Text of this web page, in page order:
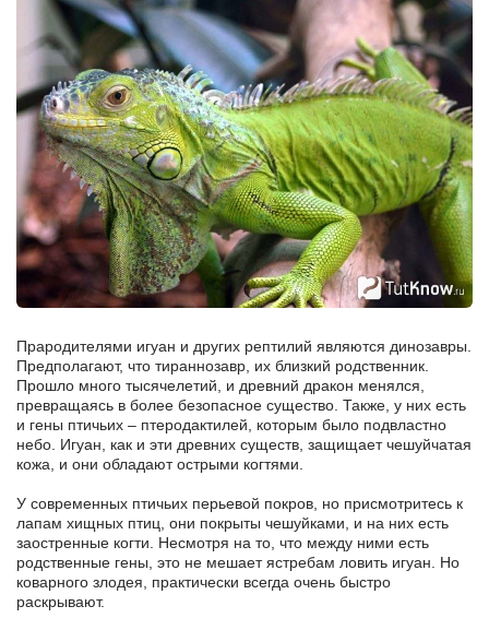
Прародителями игуан и других рептилий являются динозавры.
Предполагают, что тираннозавр, их близкий родственник.
Прошло много тысячелетий, и древний дракон менялся,
превращаясь в более безопасное существо. Также, у них есть
и гены птичьих – птеродактилей, которым было подвластно
небо. Игуан, как и эти древних существ, защищает чешуйчатая
кожа, и они обладают острыми когтями.
У современных птичьих перьевой покров, но присмотритесь к
лапам хищных птиц, они покрыты чешуйками, и на них есть
заостренные когти. Несмотря на то, что между ними есть
родственные гены, это не мешает ястребам ловить игуан. Но
коварного злодея, практически всегда очень быстро
раскрывают.